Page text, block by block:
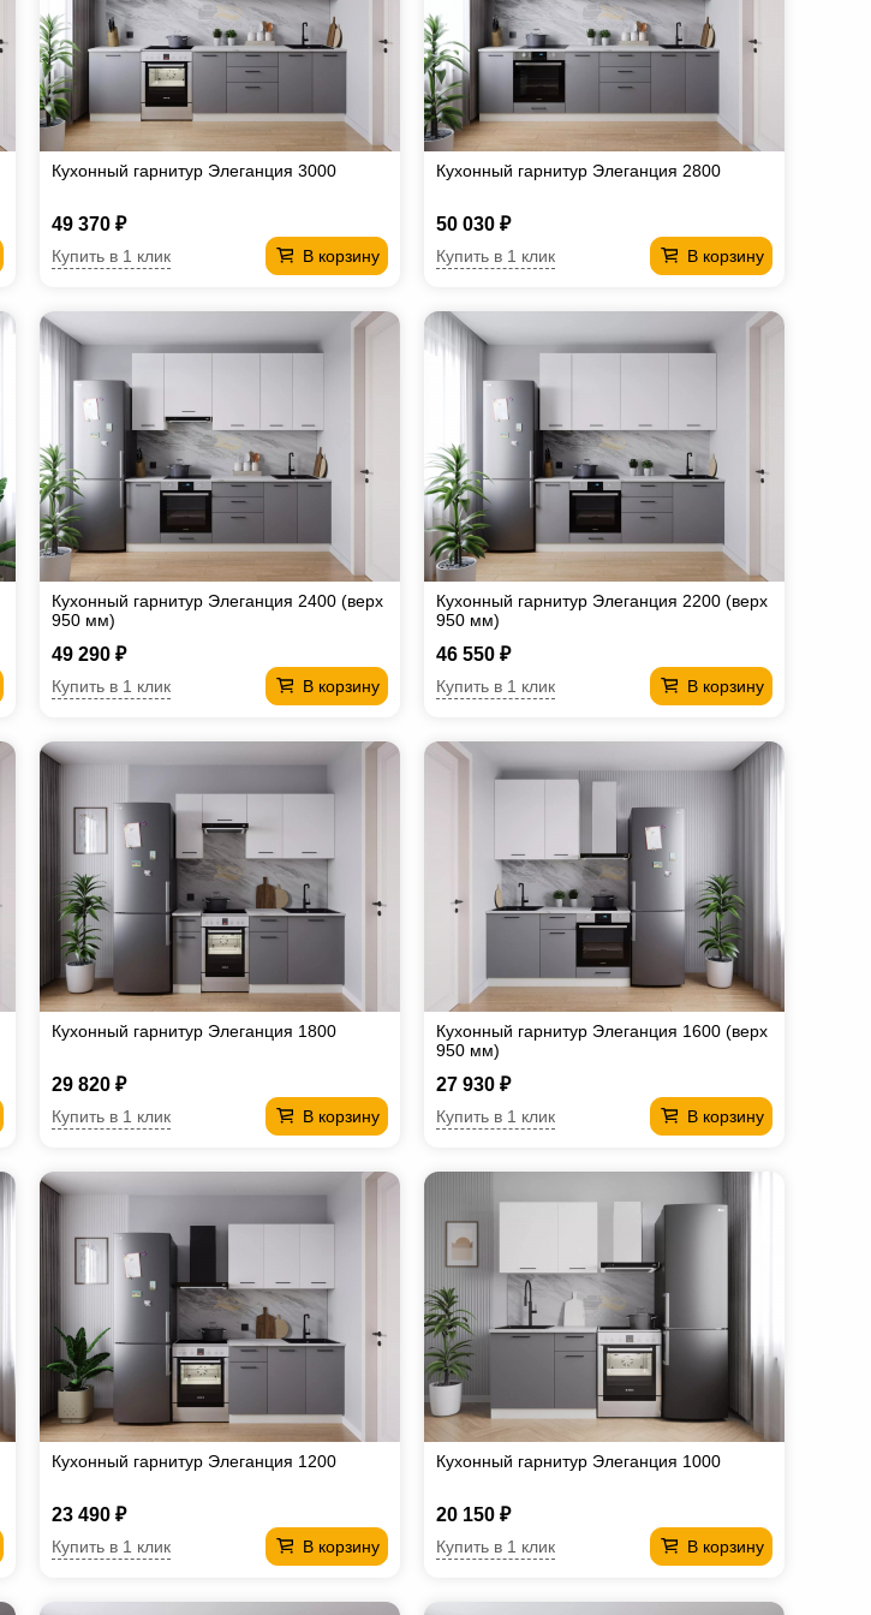
Кухонный гарнитур Элеганция 3000
49 370 ₽
В корзину
Купить в 1 клик
Кухонный гарнитур Элеганция 2800
50 030 ₽
В корзину
Купить в 1 клик
Кухонный гарнитур Элеганция 2400 (верх
950 мм)
49 290 ₽
В корзину
Купить в 1 клик
Кухонный гарнитур Элеганция 2200 (верх
950 мм)
46 550 ₽
В корзину
Купить в 1 клик
Кухонный гарнитур Элеганция 1800
29 820 ₽
В корзину
Купить в 1 клик
Кухонный гарнитур Элеганция 1600 (верх
950 мм)
27 930 ₽
В корзину
Купить в 1 клик
Кухонный гарнитур Элеганция 1200
23 490 ₽
В корзину
Купить в 1 клик
Кухонный гарнитур Элеганция 1000
20 150 ₽
В корзину
Купить в 1 клик